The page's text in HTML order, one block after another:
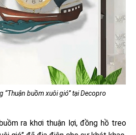
buồm xuôi gió” tại Decopro
ra khơi thuận lợi, đồng hồ treo